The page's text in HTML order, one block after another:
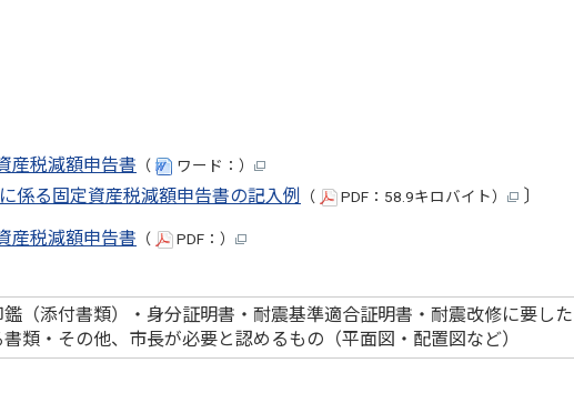
産税減額申告書 （ ワード：）
係る固定資産税減額申告書の記入例 （ PDF：58.9キロバイト）
〕
産税減額申告書 （ PDF：）
鑑（添付書類）・身分証明書・耐震基準適合証明書・耐震改修に要し
書類・その他、市長が必要と認めるもの（平面図・配置図など）